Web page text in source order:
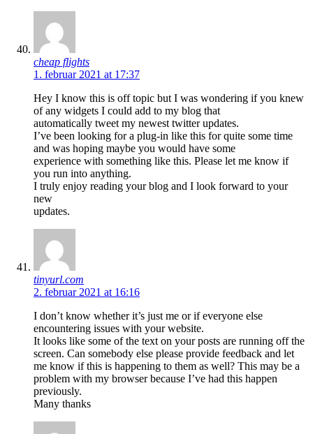
cheap flights
1. februar 2021 at 17:37
Hey I know this is off topic but I was wondering if you knew
of any widgets I could add to my blog that
automatically tweet my newest twitter updates.
I’ve been looking for a plug-in like this for quite some time
and was hoping maybe you would have some
experience with something like this. Please let me know if
you run into anything.
I truly enjoy reading your blog and I look forward to your
new
updates.
tinyurl.com
2. februar 2021 at 16:16
I don’t know whether it’s just me or if everyone else
encountering issues with your website.
It looks like some of the text on your posts are running off the
screen. Can somebody else please provide feedback and let
me know if this is happening to them as well? This may be a
problem with my browser because I’ve had this happen
previously.
Many thanks